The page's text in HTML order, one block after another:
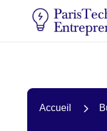
Accueil 5